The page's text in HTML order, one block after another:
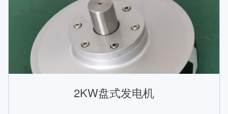
2KW盘式发电机